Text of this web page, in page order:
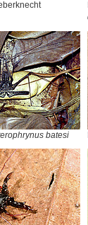
batesi